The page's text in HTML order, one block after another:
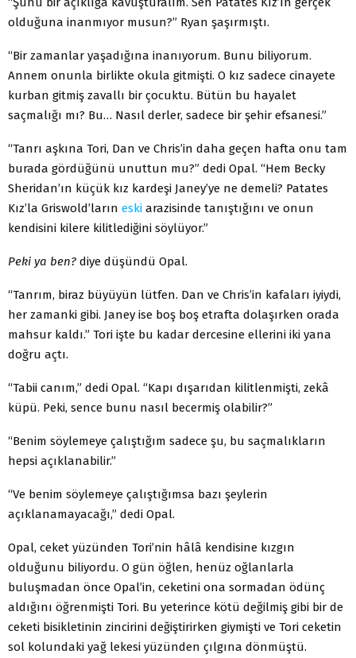
olduğuna inanmıyor musun?” Ryan şaşırmıştı.
“Bir zamanlar yaşadığına inanıyorum. Bunu biliyorum.
Annem onunla birlikte okula gitmişti. O kız sadece cinayete
kurban gitmiş zavallı bir çocuktu. Bütün bu hayalet
saçmalığı mı? Bu… Nasıl derler, sadece bir şehir efsanesi.”
“Tanrı aşkına Tori, Dan ve Chris’in daha geçen hafta onu tam
burada gördüğünü unuttun mu?” dedi Opal. “Hem Becky
Sheridan’ın küçük kız kardeşi Janey’ye ne demeli? Patates
Kız’la Griswold’ların eski arazisinde tanıştığını ve onun
kendisini kilere kilitlediğini söylüyor.”
Peki ya ben? diye düşündü Opal.
“Tanrım, biraz büyüyün lütfen. Dan ve Chris’in kafaları iyiydi,
her zamanki gibi. Janey ise boş boş etrafta dolaşırken orada
mahsur kaldı.” Tori işte bu kadar dercesine ellerini iki yana
doğru açtı.
“Tabii canım,” dedi Opal. “Kapı dışarıdan kilitlenmişti, zekâ
küpü. Peki, sence bunu nasıl becermiş olabilir?”
“Benim söylemeye çalıştığım sadece şu, bu saçmalıkların
hepsi açıklanabilir.”
“Ve benim söylemeye çalıştığımsa bazı şeylerin
açıklanamayacağı,” dedi Opal.
Opal, ceket yüzünden Tori’nin hâlâ kendisine kızgın
olduğunu biliyordu. O gün öğlen, henüz oğlanlarla
buluşmadan önce Opal’in, ceketini ona sormadan ödünç
aldığını öğrenmişti Tori. Bu yeterince kötü değilmiş gibi bir de
ceketi bisikletinin zincirini değiştirirken giymişti ve Tori ceketin
sol kolundaki yağ lekesi yüzünden çılgına dönmüştü.